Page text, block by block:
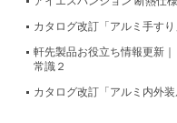
カタログ改訂「アルミ手すり
軒先製品お役立ち情報更新
常識２
カタログ改訂「アルミ内外装